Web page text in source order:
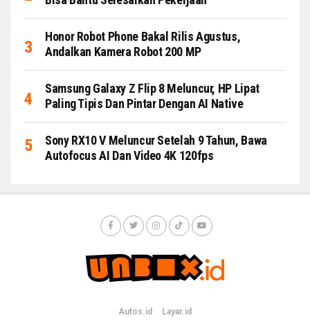
Honor Robot Phone Bakal Rilis Agustus,
Andalkan Kamera Robot 200 MP
Samsung Galaxy Z Flip 8 Meluncur, HP Lipat
Paling Tipis Dan Pintar Dengan AI Native
Sony RX10 V Meluncur Setelah 9 Tahun, Bawa
Autofocus AI Dan Video 4K 120fps
Autos.id Layar.id